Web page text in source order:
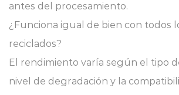
antes del procesamiento.
¿Funciona igual de bien con todos
reciclados?
El rendimiento varía según el tipo
nivel de degradación y la